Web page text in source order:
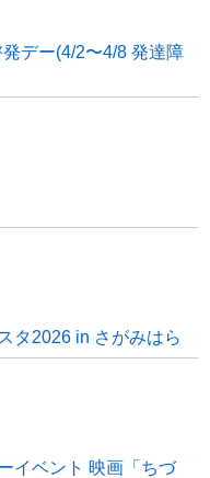
デー(4/2〜4/8 発達障
タ2026 in さがみはら
イベント 映画「ちづ